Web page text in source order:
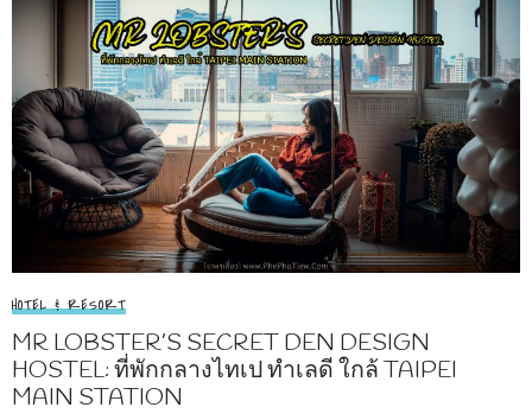
HOTEL & RESORT
MR LOBSTER’S SECRET DEN DESIGN
HOSTEL: ที่พักกลางไทเป ทำเลดี ใกล้ TAIPEI
MAIN STATION